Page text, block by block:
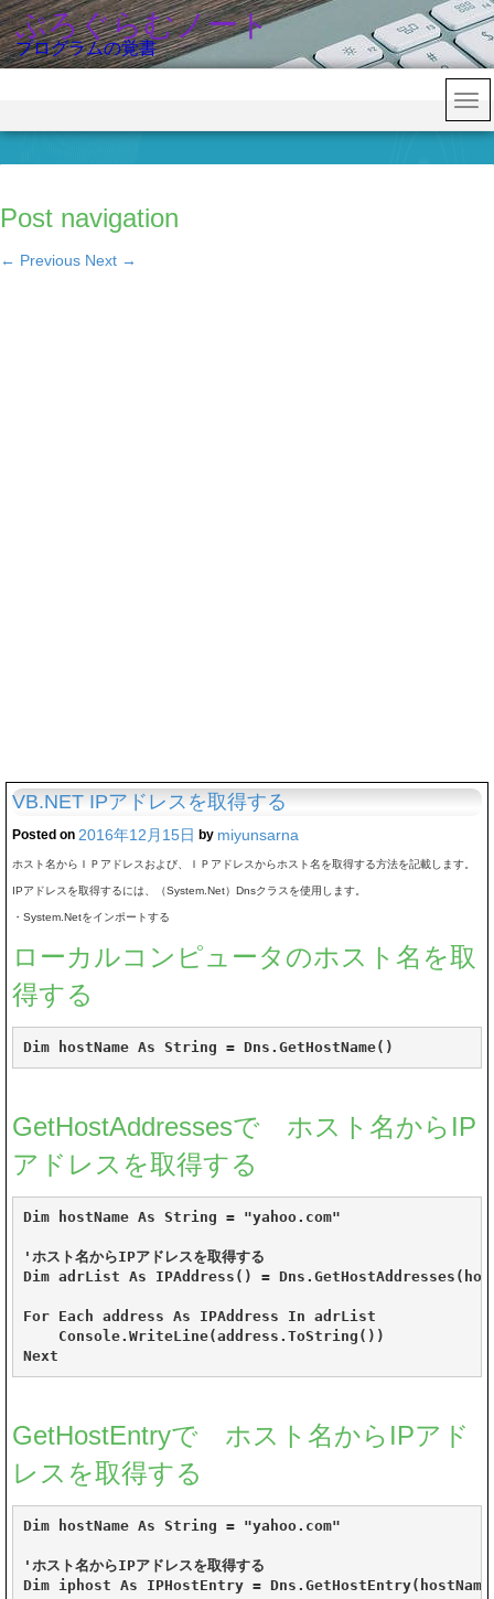
ぷろぐらむノート
プログラムの覚書
Post navigation
← Previous Next →
VB.NET IPアドレスを取得する
Posted on 2016年12月15日 by miyunsarna
ホスト名からＩＰアドレスおよび、ＩＰアドレスからホスト名を取得する方法を記載します。
IPアドレスを取得するには、（System.Net）Dnsクラスを使用します。
・System.Netをインポートする
ローカルコンピュータのホスト名を取
得する
GetHostAddressesで ホスト名からIP
アドレスを取得する
Dim hostName As String = "yahoo.com"
'ホスト名からIPアドレスを取得する
Dim adrList As IPAddress() =
For Each address As IPAddress In adrList
    Console.WriteLine(address.ToString())
Next
GetHostEntryで ホスト名からIPアド
レスを取得する
Dim hostName As String = "yahoo.com"
'ホスト名からIPアドレスを取得する
Dim iphost As IPHostEntry =